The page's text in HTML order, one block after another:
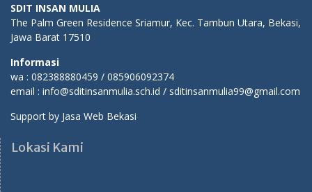
SDIT INSAN MULIA
The Palm Green Residence Sriamur, Kec. Tambun Utara, Bekasi,
Jawa Barat 17510
Informasi
wa : 082388880459 / 085906092374
email : info@sditinsanmulia.sch.id / sditinsanmulia99@gmail.com
Support by Jasa Web Bekasi
Lokasi Kami